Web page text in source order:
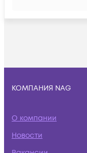
КОМПАНИЯ NAG
О компании
Новости